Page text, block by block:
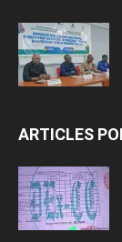
ARTICLES